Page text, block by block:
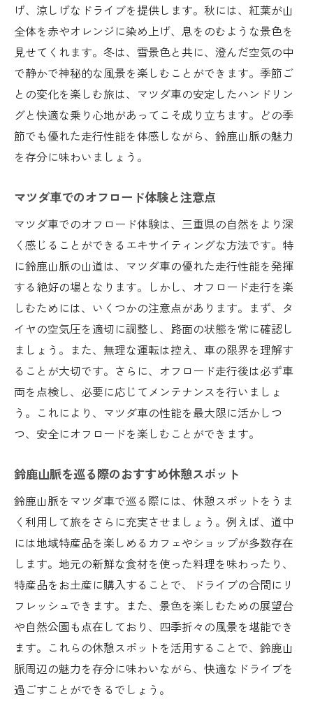
げ、涼しげなドライブを提供します。秋には、紅葉が山
全体を赤やオレンジに染め上げ、息をのむような景色を
見せてくれます。冬は、雪景色と共に、澄んだ空気の中
で静かで神秘的な風景を楽しむことができます。季節ご
との変化を楽しむ旅は、マツダ車の安定したハンドリン
グと快適な乗り心地があってこそ成り立ちます。どの季
節でも優れた走行性能を体感しながら、鈴鹿山脈の魅力
を存分に味わいましょう。
マツダ車でのオフロード体験と注意点
マツダ車でのオフロード体験は、三重県の自然をより深
く感じることができるエキサイティングな方法です。特
に鈴鹿山脈の山道は、マツダ車の優れた走行性能を発揮
する絶好の場となります。しかし、オフロード走行を楽
しむためには、いくつかの注意点があります。まず、タ
イヤの空気圧を適切に調整し、路面の状態を常に確認し
ましょう。また、無理な運転は控え、車の限界を理解す
ることが大切です。さらに、オフロード走行後は必ず車
両を点検し、必要に応じてメンテナンスを行いましょ
う。これにより、マツダ車の性能を最大限に活かしつ
つ、安全にオフロードを楽しむことができます。
鈴鹿山脈を巡る際のおすすめ休憩スポット
鈴鹿山脈をマツダ車で巡る際には、休憩スポットをうま
く利用して旅をさらに充実させましょう。例えば、道中
には地域特産品を楽しめるカフェやショップが多数存在
します。地元の新鮮な食材を使った料理を味わったり、
特産品をお土産に購入することで、ドライブの合間にリ
フレッシュできます。また、景色を楽しむための展望台
や自然公園も点在しており、四季折々の風景を堪能でき
ます。これらの休憩スポットを活用することで、鈴鹿山
脈周辺の魅力を存分に味わいながら、快適なドライブを
過ごすことができるでしょう。